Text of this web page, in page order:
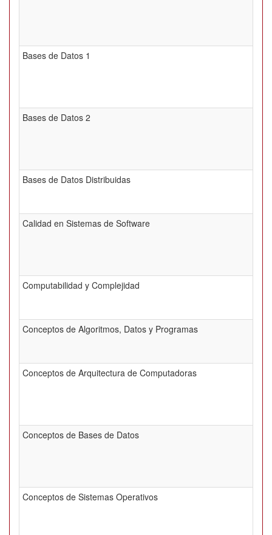
Bases de Datos 1
Bases de Datos 2
Bases de Datos Distribuidas
Calidad en Sistemas de Software
Computabilidad y Complejidad
Conceptos de Algoritmos, Datos y Programas
Conceptos de Arquitectura de Computadoras
Conceptos de Bases de Datos
Conceptos de Sistemas Operativos